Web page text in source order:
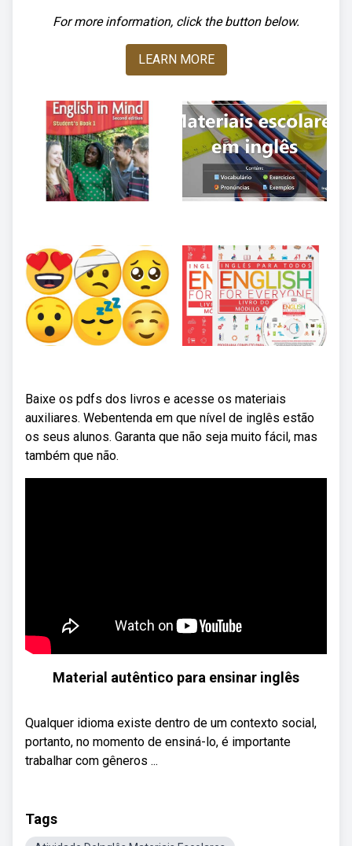
For more information, click the button below.
LEARN MORE
Baixe os pdfs dos livros e acesse os materiais
auxiliares. Webentenda em que nível de inglês estão
os seus alunos. Garanta que não seja muito fácil, mas
também que não.
Material autêntico para ensinar inglês
Qualquer idioma existe dentro de um contexto social,
portanto, no momento de ensiná-lo, é importante
trabalhar com gêneros ...
Tags